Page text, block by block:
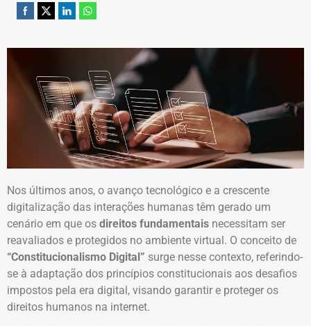
Nos últimos anos, o avanço tecnológico e a crescente
digitalização das interações humanas têm gerado um
cenário em que os direitos fundamentais necessitam ser
reavaliados e protegidos no ambiente virtual. O conceito de
“Constitucionalismo Digital” surge nesse contexto, referindo-
se à adaptação dos princípios constitucionais aos desafios
impostos pela era digital, visando garantir e proteger os
direitos humanos na internet.